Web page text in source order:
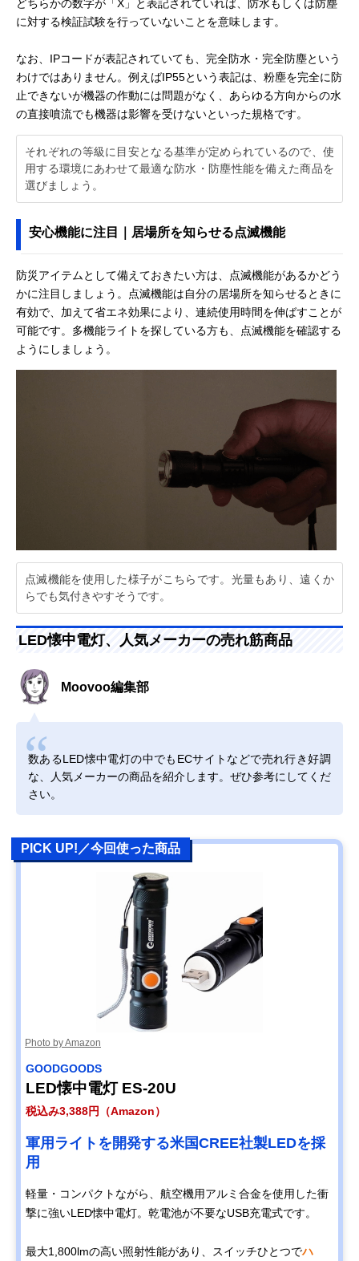
どちらかの数字が「X」と表記されていれば、防水もしくは防塵
に対する検証試験を行っていないことを意味します。
なお、IPコードが表記されていても、完全防水・完全防塵という
わけではありません。例えばIP55という表記は、粉塵を完全に防
止できないが機器の作動には問題がなく、あらゆる方向からの水
の直接噴流でも機器は影響を受けないといった規格です。
それぞれの等級に目安となる基準が定められているので、使
用する環境にあわせて最適な防水・防塵性能を備えた商品を
選びましょう。
安心機能に注目｜居場所を知らせる点滅機能
防災アイテムとして備えておきたい方は、点滅機能があるかどう
かに注目しましょう。点滅機能は自分の居場所を知らせるときに
有効で、加えて省エネ効果により、連続使用時間を伸ばすことが
可能です。多機能ライトを探している方も、点滅機能を確認する
ようにしましょう。
点滅機能を使用した様子がこちらです。光量もあり、遠くか
らでも気付きやすそうです。
LED懐中電灯、人気メーカーの売れ筋商品
Moovoo編集部
数あるLED懐中電灯の中でもECサイトなどで売れ行き好調
な、人気メーカーの商品を紹介します。ぜひ参考にしてくだ
さい。
PICK UP!／今回使った商品
Photo by Amazon
GOODGOODS
LED懐中電灯 ES-20U
税込み3,388円（Amazon）
軍用ライトを開発する米国CREE社製LEDを採
用
軽量・コンパクトながら、航空機用アルミ合金を使用した衝
撃に強いLED懐中電灯。乾電池が不要なUSB充電式です。
最大1,800lmの高い照射性能があり、スイッチひとつでハ